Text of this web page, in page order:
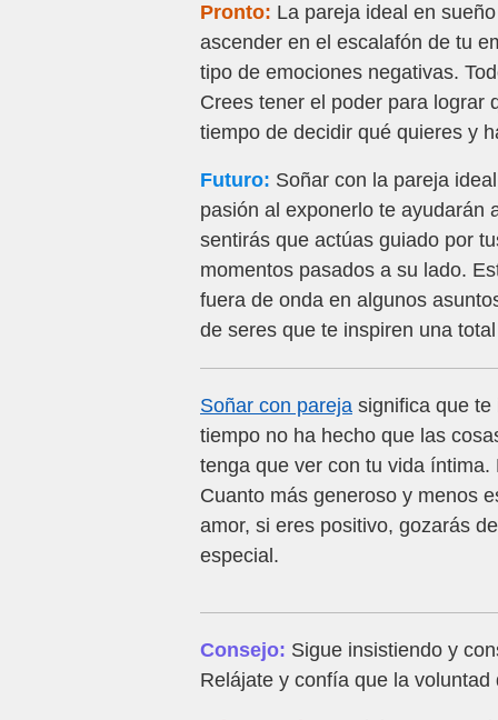
Pronto: La pareja ideal en
ascender en el escalafón de tu
tipo de emociones negativas.
Crees tener el poder para lograr
tiempo de decidir qué quieres y
Futuro: Soñar con la pareja
pasión al exponerlo te ayudarán
sentirás que actúas guiado por
momentos pasados a su lado.
fuera de onda en algunos
de seres que te inspiren una
Soñar con pareja significa que te
tiempo no ha hecho que las
tenga que ver con tu vida
Cuanto más generoso y menos
amor, si eres positivo, gozarás
especial.
Consejo: Sigue insistiendo y
Relájate y confía que la